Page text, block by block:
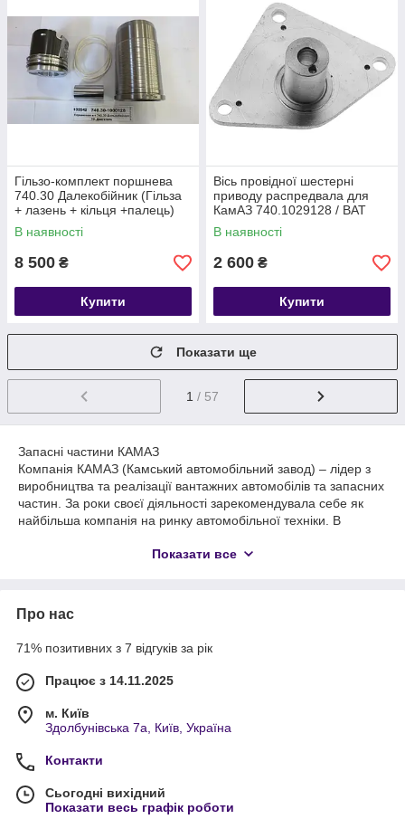
Гільзо-комплект поршнева
740.30 Далекобійник (Гільза
+ лазень + кільця +палець)
Євро-2
В наявності
8 500 ₴
Купити
Вісь провідної шестерні
приводу распредвала для
КамАЗ 740.1029128 / ВАТ
КамАЗ
В наявності
2 600 ₴
Купити
Показати ще
1 / 57
Запасні частини КАМАЗ
Компанія КАМАЗ (Камський автомобільний завод) – лідер з
виробництва та реалізації вантажних автомобілів та запасних
частин. За роки своєї діяльності зарекомендувала себе як
найбільша компанія на ринку автомобільної техніки. В
тягачі, шасі, автобуси спецтехніка, причепи. Починаючи з
масштабніше поглинає автомобільну галузь вантажної
техніки.
Як вибрати запасні частини Камаз
Інтернет-магазині компанії АВТО-РЕМДЕТАЛЬ - ard.com.ua.
пошуку ввести номер або модель потрібного автомобіля в
рядок пошуку, і Ви отримаєте список відповідних аксесуарів.
Рами, роздавальні коробки, мости, кріплення та ще сотня
необхідних елементів для вирішення проблем з
експлуатацією вантажних авто марки Камаз.
Основні категорії запчастин для Камазу:
Показати все
Про нас
71% позитивних з 7 відгуків за рік
Працює з 14.11.2025
м. Київ
Здолбунівська 7а, Київ, Україна
Контакти
Сьогодні вихідний
Показати весь графік роботи